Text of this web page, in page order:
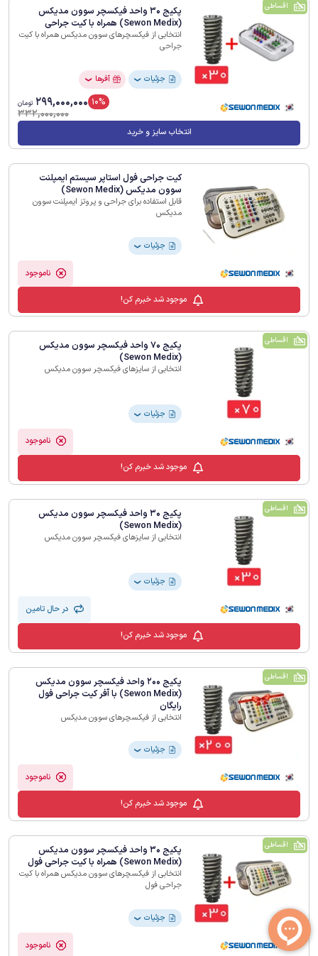
اقساطی
پکیج 30 واحد فیکسچر سوون مدیکس
(Sewon Medix) همراه با کیت جراحی
انتخابی از فیکسچرهای سوون مدیکس همراه با کیت
جراحی
جزئیات ❯ آفرها ❯
10%
299,000,000 تومان
332,000,000
انتخاب سایز و خرید
کیت جراحی فول استاپر سیستم ایمپلنت
سوون مدیکس (Sewon Medix)
قابل استفاده برای جراحی و پروتز ایمپلنت سوون
مدیکس
جزئیات ❯
ناموجود
موجود شد خبرم کن!
اقساطی
پکیج 70 واحد فیکسچر سوون مدیکس
(Sewon Medix)
انتخابی از سایزهای فیکسچر سوون مدیکس
جزئیات ❯
ناموجود
موجود شد خبرم کن!
اقساطی
پکیج 30 واحد فیکسچر سوون مدیکس
(Sewon Medix)
انتخابی از سایزهای فیکسچر سوون مدیکس
جزئیات ❯
در حال تامین
موجود شد خبرم کن!
اقساطی
پکیج 200 واحد فیکسچر سوون مدیکس
(Sewon Medix) با آفر کیت جراحی فول
رایگان
انتخابی از فیکسچرهای سوون مدیکس
جزئیات ❯
ناموجود
موجود شد خبرم کن!
اقساطی
پکیج 30 واحد فیکسچر سوون مدیکس
(Sewon Medix) همراه با کیت جراحی فول
انتخابی از فیکسچرهای سوون مدیکس همراه با کیت
جراحی فول
جزئیات ❯
ناموجود